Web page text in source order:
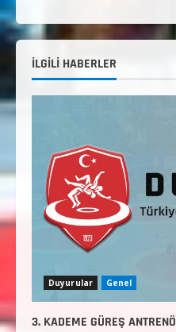
İLGİLİ HABERLER
Duyurular Genel
3. KADEME GÜREŞ